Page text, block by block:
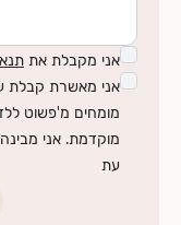
אני מקבלת את
אני מאשרת קבלת
מומחים מ'פשוט
מוקדמת. אני
עת